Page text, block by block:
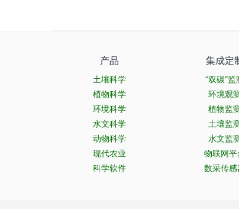
产品
土壤科学
植物科学
环境科学
水文科学
动物科学
现代农业
科学软件
集成定
“双碳”监
环境观
植物监
土壤监
水文监
物联网平
数采传感